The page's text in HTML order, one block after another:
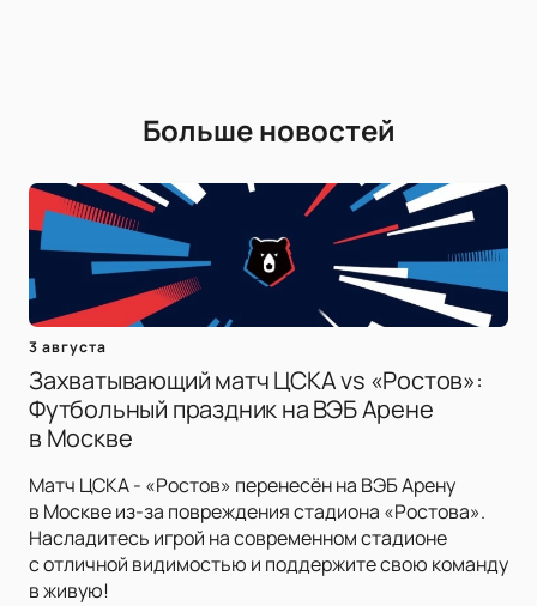
Больше новостей
3 августа
Захватывающий матч ЦСКА vs «Ростов»:
Футбольный праздник на ВЭБ Арене
в Москве
Матч ЦСКА - «Ростов» перенесён на ВЭБ Арену
в Москве из-за повреждения стадиона «Ростова».
Насладитесь игрой на современном стадионе
с отличной видимостью и поддержите свою команду
в живую!